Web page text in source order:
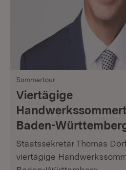
Sommertour
Viertägige
Baden-
Staatssekretär Thomas
viertägige